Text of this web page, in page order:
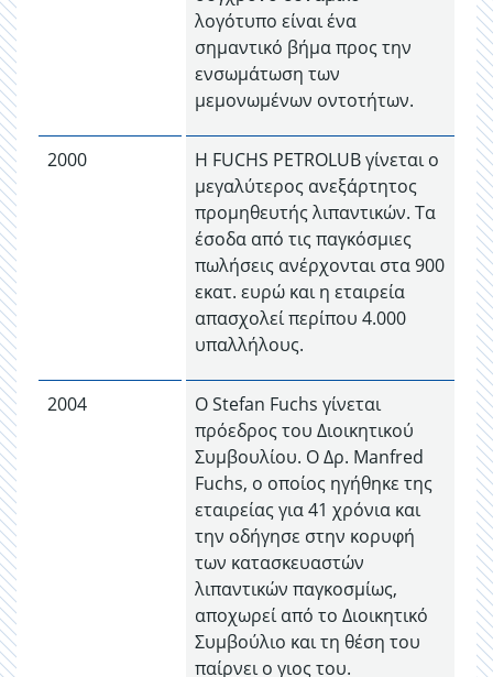
λογότυπο είναι ένα
σημαντικό βήμα προς την
ενσωμάτωση των
μεμονωμένων οντοτήτων.
2000
Η FUCHS PETROLUB γίνεται ο
μεγαλύτερος ανεξάρτητος
προμηθευτής λιπαντικών. Τα
έσοδα από τις παγκόσμιες
πωλήσεις ανέρχονται στα 900
εκατ. ευρώ και η εταιρεία
απασχολεί περίπου 4.000
υπαλλήλους.
2004
Ο Stefan Fuchs γίνεται
πρόεδρος του Διοικητικού
Συμβουλίου. Ο Δρ. Manfred
Fuchs, ο οποίος ηγήθηκε της
εταιρείας για 41 χρόνια και
την οδήγησε στην κορυφή
των κατασκευαστών
λιπαντικών παγκοσμίως,
αποχωρεί από το Διοικητικό
Συμβούλιο και τη θέση του
παίρνει ο γιος του.